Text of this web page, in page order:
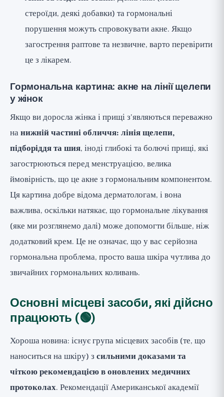
стероїди, деякі добавки) та гормональні
порушення можуть спровокувати акне. Якщо
загострення раптове та незвичне, варто перевірити
це з лікарем.
Гормональна картина: акне на лінії щелепи
у жінок
Якщо ви доросла жінка і прищі з'являються переважно
нанижній частині обличчя: лінія щелепи,
підборіддя та шия, іноді глибокі та болючі прищі, які
загострюються перед менструацією, велика
ймовірність, що це акне з гормональним компонентом.
Ця картина добре відома дерматологам, і вона
важлива, оскільки натякає, що гормональне лікування
(яке ми розглянемо далі) може допомогти більше, ніж
додатковий крем. Це не означає, що у вас серйозна
гормональна проблема, просто ваша шкіра чутлива до
звичайних гормональних коливань.
Основні місцеві засоби, які дійсно
працюють (🟢)
Хороша новина: існує група місцевих засобів (те, що
наноситься на шкіру) з сильними доказами та
чіткою рекомендацією в оновлених медичних
протоколах. Рекомендації Американської академії